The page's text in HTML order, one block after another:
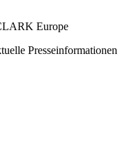
Europe